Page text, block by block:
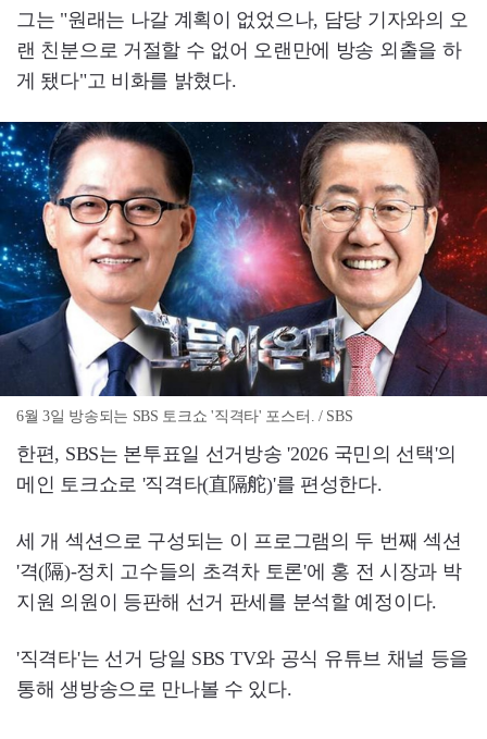
그는 "원래는 나갈 계획이 없었으나, 담당 기자와의 오
랜 친분으로 거절할 수 없어 오랜만에 방송 외출을 하
게 됐다"고 비화를 밝혔다.
6월 3일 방송되는 SBS 토크쇼 '직격타' 포스터. / SBS
한편, SBS는 본투표일 선거방송 '2026 국민의 선택'의
메인 토크쇼로 '직격타(直隔舵)'를 편성한다.
세 개 섹션으로 구성되는 이 프로그램의 두 번째 섹션
'격(隔)-정치 고수들의 초격차 토론'에 홍 전 시장과 박
지원 의원이 등판해 선거 판세를 분석할 예정이다.
'직격타'는 선거 당일 SBS TV와 공식 유튜브 채널 등을
통해 생방송으로 만나볼 수 있다.